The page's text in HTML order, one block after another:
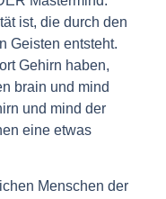
ist, die durch den
Geisten entsteht.
Gehirn haben,
brain und mind
und mind der
eine etwas
Menschen der